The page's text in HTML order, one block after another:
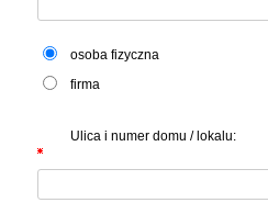
osoba fizyczna
firma
Ulica i numer domu / lokalu: